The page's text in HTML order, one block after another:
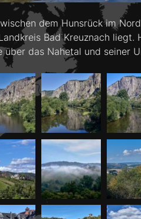
dem Hunsrück im
Bad Kreuznach
über das Nahetal und seiner